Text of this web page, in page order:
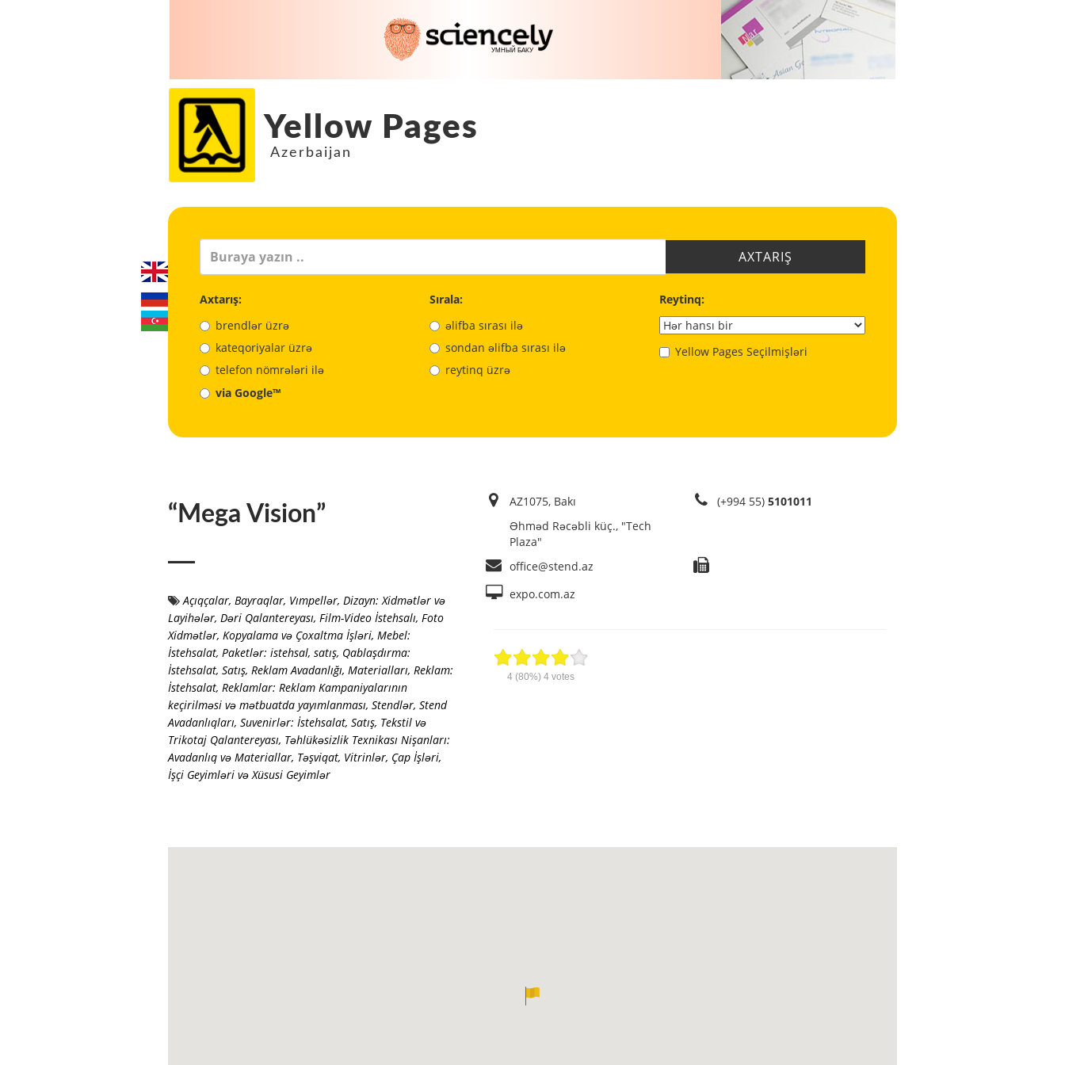
Yellow Pages
Azerbaijan
AXTARIŞ
Axtarış:
brendlər üzrə
kateqoriyalar üzrə
telefon nömrələri ilə
via Google™
Sırala:
əlifba sırası ilə
sondan əlifba sırası ilə
reytinq üzrə
Reytinq:
Yellow Pages Seçilmişləri
“Mega Vision”
Açıqçalar, Bayraqlar, Vımpellər, Dizayn: Xidmətlər və
Layihələr, Dəri Qalantereyası, Film-Video İstehsalı, Foto
Xidmətlər, Kopyalama və Çoxaltma İşləri, Mebel:
İstehsalat, Paketlər: istehsal, satış, Qablaşdırma:
İstehsalat, Satış, Reklam Avadanlığı, Materialları, Reklam:
İstehsalat, Reklamlar: Reklam Kampaniyalarının
keçirilməsi və mətbuatda yayımlanması, Stendlər, Stend
Avadanlıqları, Suvenirlər: İstehsalat, Satış, Tekstil və
Trikotaj Qalantereyası, Təhlükəsizlik Texnikası Nişanları:
Avadanlıq və Materiallar, Təşviqat, Vitrinlər, Çap İşləri,
İşçi Geyimləri və Xüsusi Geyimlər
AZ1075, Bakı
Əhməd Rəcəbli küç., "Tech
Plaza"
(+994 55) 5101011
office@stend.az
expo.com.az
4 (80%)4 votes